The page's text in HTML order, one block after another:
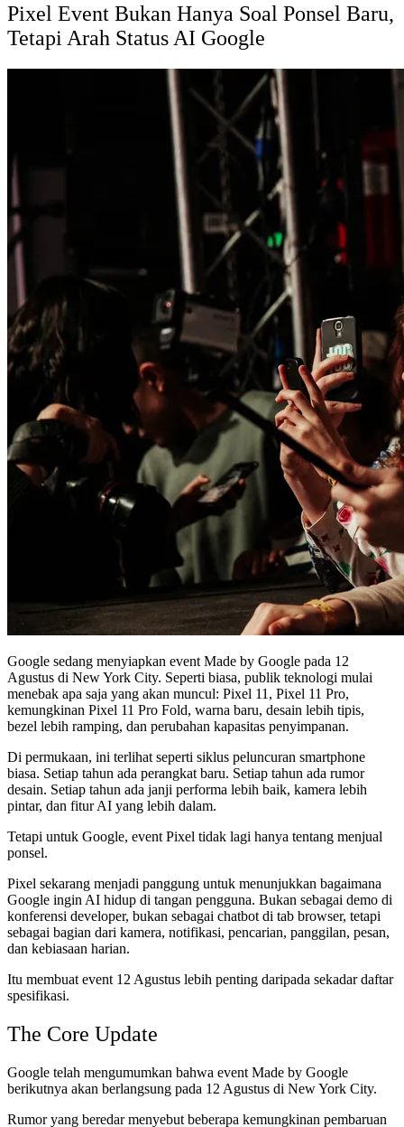
Pixel Event Bukan Hanya Soal Ponsel Baru,
Tetapi Arah Status AI Google
Google sedang menyiapkan event Made by Google pada 12
Agustus di New York City. Seperti biasa, publik teknologi mulai
menebak apa saja yang akan muncul: Pixel 11, Pixel 11 Pro,
kemungkinan Pixel 11 Pro Fold, warna baru, desain lebih tipis,
bezel lebih ramping, dan perubahan kapasitas penyimpanan.
Di permukaan, ini terlihat seperti siklus peluncuran smartphone
biasa. Setiap tahun ada perangkat baru. Setiap tahun ada rumor
desain. Setiap tahun ada janji performa lebih baik, kamera lebih
pintar, dan fitur AI yang lebih dalam.
Tetapi untuk Google, event Pixel tidak lagi hanya tentang menjual
ponsel.
Pixel sekarang menjadi panggung untuk menunjukkan bagaimana
Google ingin AI hidup di tangan pengguna. Bukan sebagai demo di
konferensi developer, bukan sebagai chatbot di tab browser, tetapi
sebagai bagian dari kamera, notifikasi, pencarian, panggilan, pesan,
dan kebiasaan harian.
Itu membuat event 12 Agustus lebih penting daripada sekadar daftar
spesifikasi.
The Core Update
Google telah mengumumkan bahwa event Made by Google
berikutnya akan berlangsung pada 12 Agustus di New York City.
Rumor yang beredar menyebut beberapa kemungkinan pembaruan